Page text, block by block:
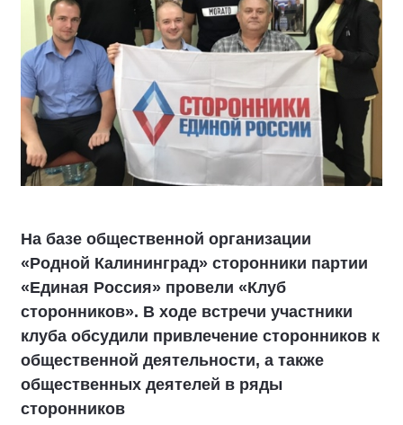
На базе общественной организации
«Родной Калининград» сторонники партии
«Единая Россия» провели «Клуб
сторонников». В ходе встречи участники
клуба обсудили привлечение сторонников к
общественной деятельности, а также
общественных деятелей в ряды
сторонников